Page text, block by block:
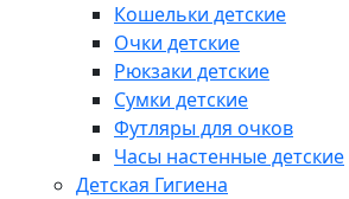
Кошельки детские
Очки детские
Рюкзаки детские
Сумки детские
Футляры для очков
Часы настенные детские
Детская Гигиена